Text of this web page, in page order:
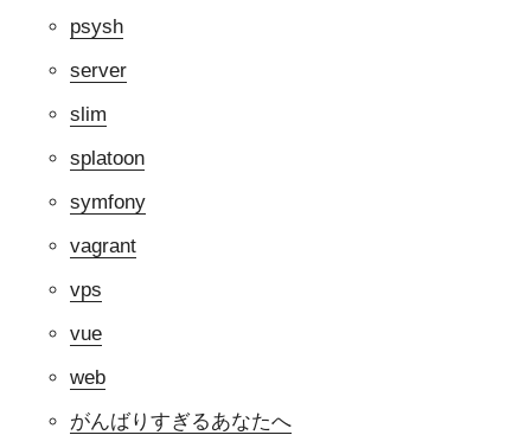
psysh
server
slim
splatoon
symfony
vagrant
vps
vue
web
がんばりすぎるあなたへ